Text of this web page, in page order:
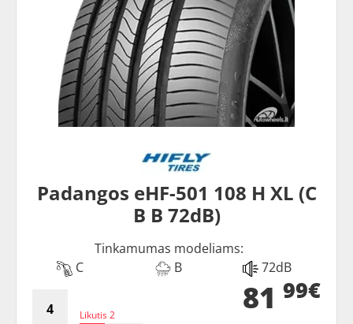
Padangos eHF-501 108 H XL (C
B B 72dB)
Tinkamumas modeliams:
C
B 72dB
Likutis 2 81 99€